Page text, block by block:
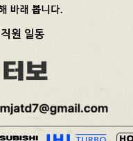
터보는 취급하지 않습니다.